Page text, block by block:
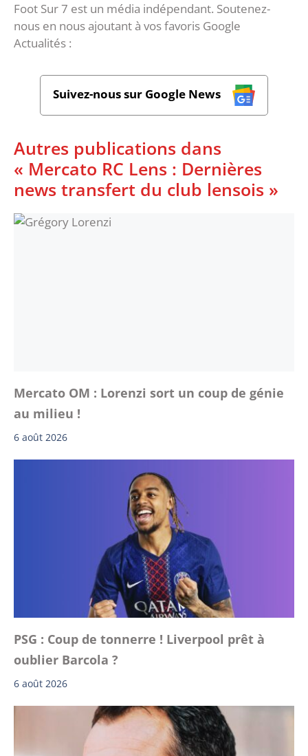
Foot Sur 7 est un média indépendant. Soutenez-
nous en nous ajoutant à vos favoris Google
Actualités :
Suivez-nous sur Google News
Autres publications dans
« Mercato RC Lens : Dernières
news transfert du club lensois »
Mercato OM : Lorenzi sort un coup de génie
au milieu !
6 août 2026
PSG : Coup de tonnerre ! Liverpool prêt à
oublier Barcola ?
6 août 2026